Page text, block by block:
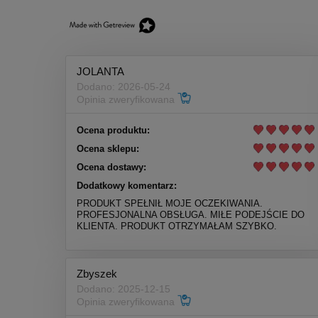
JOLANTA
Dodano: 2026-05-24
Opinia zweryfikowana
Ocena produktu:
Ocena sklepu:
Ocena dostawy:
Dodatkowy komentarz:
PRODUKT SPEŁNIŁ MOJE OCZEKIWANIA.
PROFESJONALNA OBSŁUGA. MIŁE PODEJŚCIE DO
KLIENTA. PRODUKT OTRZYMAŁAM SZYBKO.
Zbyszek
Dodano: 2025-12-15
Opinia zweryfikowana